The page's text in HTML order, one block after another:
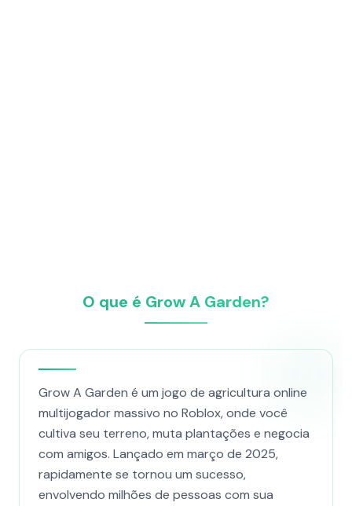
O que é Grow A Garden?
Grow A Garden é um jogo de agricultura online
multijogador massivo no Roblox, onde você
cultiva seu terreno, muta plantações e negocia
com amigos. Lançado em março de 2025,
rapidamente se tornou um sucesso,
envolvendo milhões de pessoas com sua